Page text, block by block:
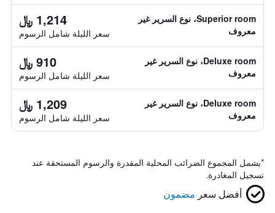
Superior room، نوع السرير غير
معروف
1,214 ﷼
سعر الليلة شامل الرسوم
Deluxe room، نوع السرير غير
معروف
910 ﷼
سعر الليلة شامل الرسوم
Deluxe room، نوع السرير غير
معروف
1,209 ﷼
سعر الليلة شامل الرسوم
*يشمل المجموع الضرائب المحلية المقدرة والرسوم المستحقة عند
تسجيل المغادرة.
أفضل سعر مضمون